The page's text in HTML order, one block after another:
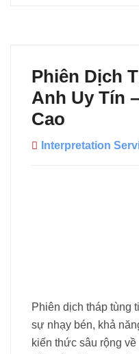
Phiên Dịch
Anh Uy Tín
Cao
Interpretation
Phiên dịch tháp tùng
sự nhạy bén, khả
kiến thức sâu rộng